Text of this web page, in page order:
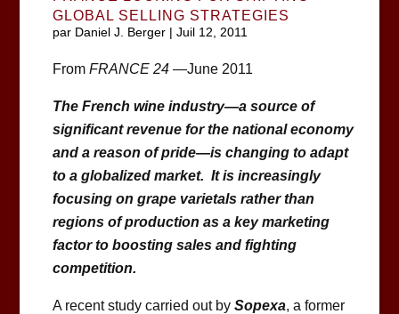
GLOBAL SELLING STRATEGIES
par Daniel J. Berger| Juil 12, 2011
From FRANCE 24 —June 2011
The French wine industry—a source of
significant revenue for the national economy
and a reason of pride—is changing to adapt
to a globalized market. Itis increasingly
focusing on grape varietals rather than
regions of production as a key marketing
factor to boosting sales and fighting
competition.
A recent study carried out by Sopexa, a former